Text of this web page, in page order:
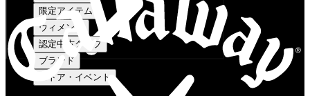
限定アイテム
ウィメンズ
認定中古クラブ
ブランド
ストア・イベント